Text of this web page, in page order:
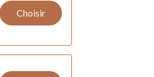
Choisir